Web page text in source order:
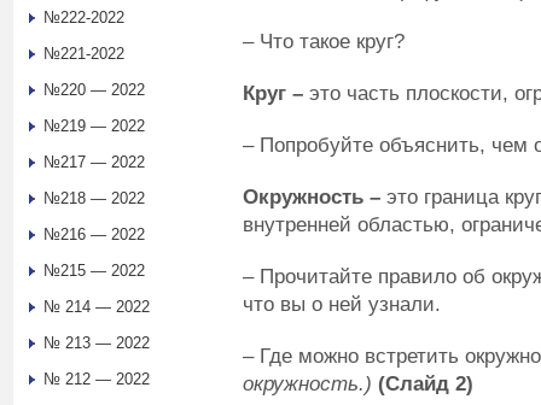
– Что такое круг?
Круг – это часть плоскости,
– Попробуйте объяснить, чем
Окружность – это граница
внутренней областью,
– Прочитайте правило об
что вы о ней узнали.
– Где можно встретить
окружность.) (Слайд 2)
№222-2022
№221-2022
№220 — 2022
№219 — 2022
№217 — 2022
№218 — 2022
№216 — 2022
№215 — 2022
№ 214 — 2022
№ 213 — 2022
№ 212 — 2022